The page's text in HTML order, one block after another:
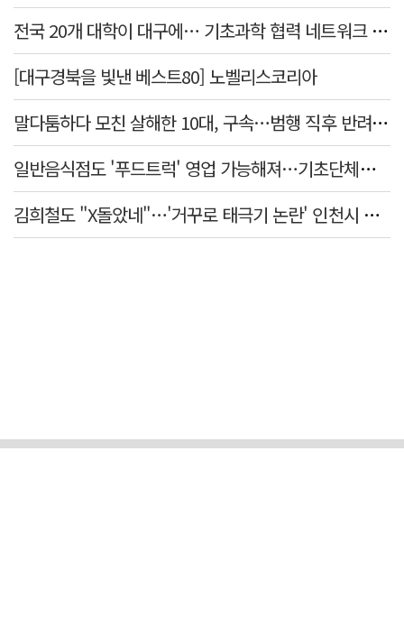
전국 20개 대학이 대구에… 기초과학 협력 네트워크 출범하다
[대구경북을 빛낸 베스트80] 노벨리스코리아
말다툼하다 모친 살해한 10대, 구속…범행 직후 반려견도 죽여
일반음식점도 '푸드트럭' 영업 가능해져…기초단체별 조례 개정 움직임
김희철도 "X돌았네"…'거꾸로 태극기 논란' 인천시 현수막, 이틀 만에 철거